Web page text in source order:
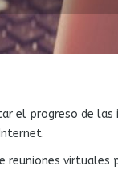
el progreso de las
reuniones